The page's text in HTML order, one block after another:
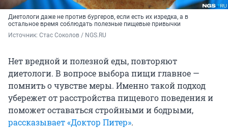
Диетологи даже не против бургеров, если есть их изредка, а в
остальное время соблюдать полезные пищевые привычки
Источник: Стас Соколов / NGS.RU
Нет вредной и полезной еды, повторяют
диетологи. В вопросе выбора пищи главное —
помнить о чувстве меры. Именно такой подход
убережет от расстройства пищевого поведения и
поможет оставаться стройными и бодрыми,
рассказывает «Доктор Питер».